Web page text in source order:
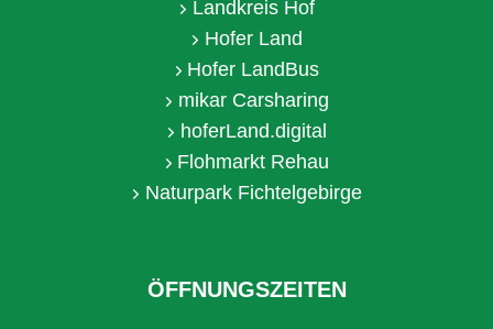
Landkreis Hof
Hofer Land
Hofer LandBus
mikar Carsharing
hoferLand.digital
Flohmarkt Rehau
Naturpark Fichtelgebirge
ÖFFNUNGSZEITEN